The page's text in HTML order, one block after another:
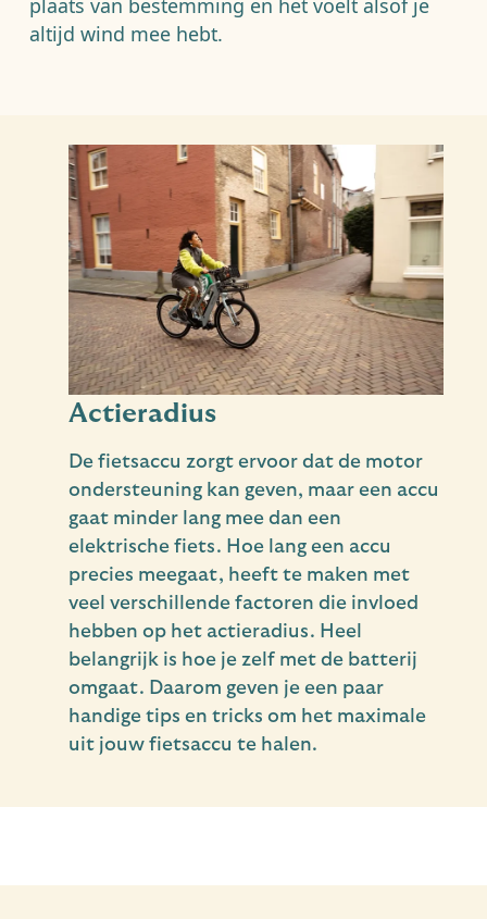
altijd wind mee hebt.
Actieradius
De fietsaccu zorgt ervoor dat de motor
ondersteuning kan geven, maar een accu
gaat minder lang mee dan een
elektrische fiets. Hoe lang een accu
precies meegaat, heeft te maken met
veel verschillende factoren die invloed
hebben op het actieradius. Heel
belangrijk is hoe je zelf met de batterij
omgaat. Daarom geven je een paar
handige tips en tricks om het maximale
uit jouw fietsaccu te halen.